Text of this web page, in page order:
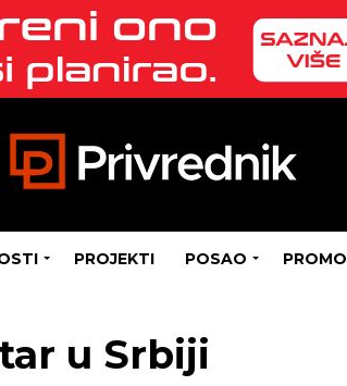
PROJEKTI POSAO PROMO
u Srbiji